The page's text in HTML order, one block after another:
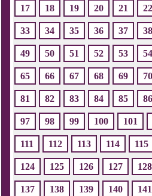
17 18 19 20 21 22
33 34 35 36 37 38
49 50 51 52 53 54
65 66 67 68 69 70
81 82 83 84 85 86
97 98 99 100 101
111 112 113 114 115
124 125 126 127 128
137 138 139 140 141